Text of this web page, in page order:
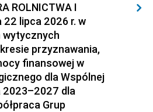
ROLNICTWA I
22 lipca 2026 r. w
wytycznych
przyznawania,
finansowej w
dla Wspólnej
2023–2027 dla
Grup